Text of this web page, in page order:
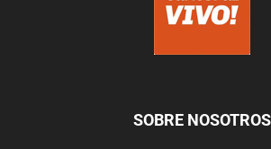
SOBRE NOSOTROS